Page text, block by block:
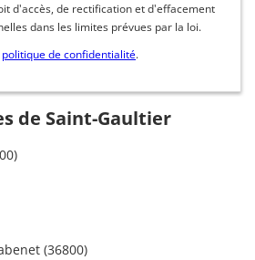
d'accès, de rectification et d'effacement
dans les limites prévues par la loi.
politique de confidentialité.
de Saint-Gaultier
(36800)